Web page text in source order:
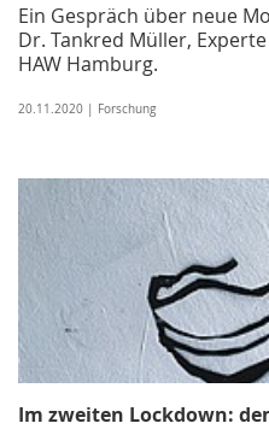
Ein Gespräch über neue
Dr. Tankred Müller,
HAW Hamburg.
20.11.2020 | Forschung
Im zweiten Lockdown: